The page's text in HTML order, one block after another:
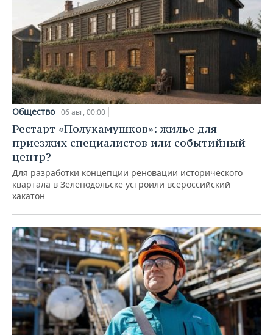
Общество 06 авг, 00:00
Рестарт «Полукамушков»: жилье для
приезжих специалистов или событийный
центр?
Для разработки концепции реновации исторического
квартала в Зеленодольске устроили всероссийский
хакатон